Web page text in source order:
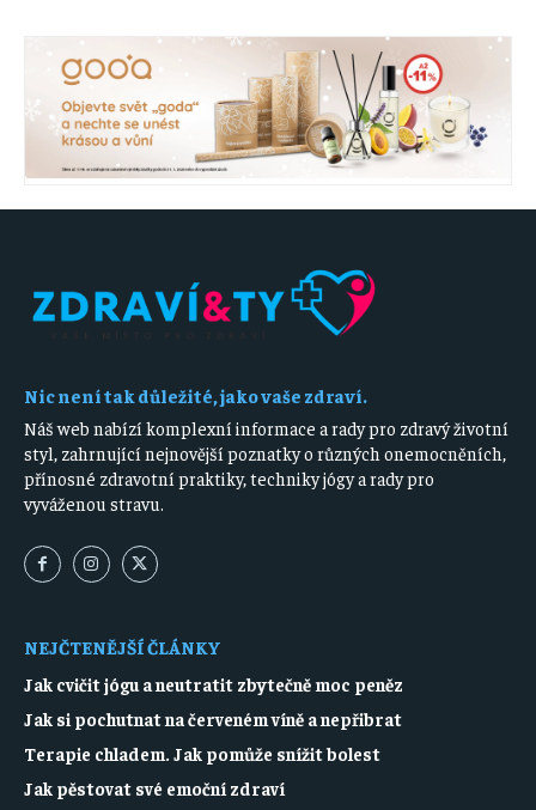
Nic není tak důležité, jako vaše zdraví.
Náš web nabízí komplexní informace a rady pro zdravý životní
styl, zahrnující nejnovější poznatky o různých onemocněních,
přínosné zdravotní praktiky, techniky jógy a rady pro
vyváženou stravu.
NEJČTENĚJŠÍ ČLÁNKY
Jak cvičit jógu a neutratit zbytečně moc peněz
Jak si pochutnat na červeném víně a nepřibrat
Terapie chladem. Jak pomůže snížit bolest
Jak pěstovat své emoční zdraví